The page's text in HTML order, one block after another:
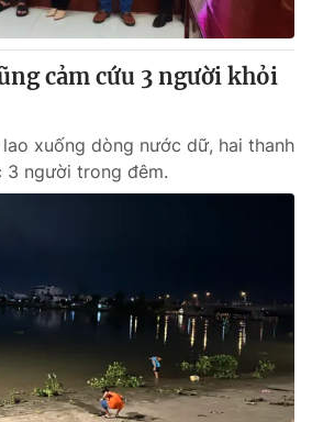
cảm cứu 3 người khỏi
xuống dòng nước dữ, hai thanh
3 người trong đêm.